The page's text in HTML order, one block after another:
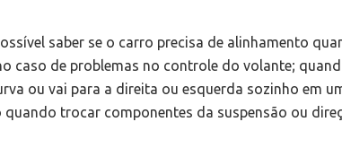
saber se o carro precisa de alinhamento
caso de problemas no controle do volante;
ou vai para a direita ou esquerda sozinho em
quando trocar componentes da suspensão ou